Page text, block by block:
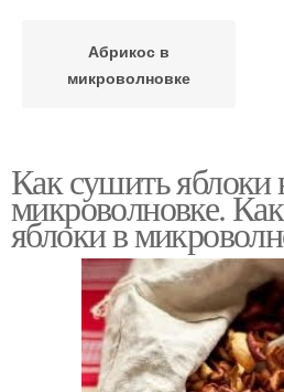
Абрикос в
микроволновке
Как сушить яблоки
микроволновке.
яблоки в